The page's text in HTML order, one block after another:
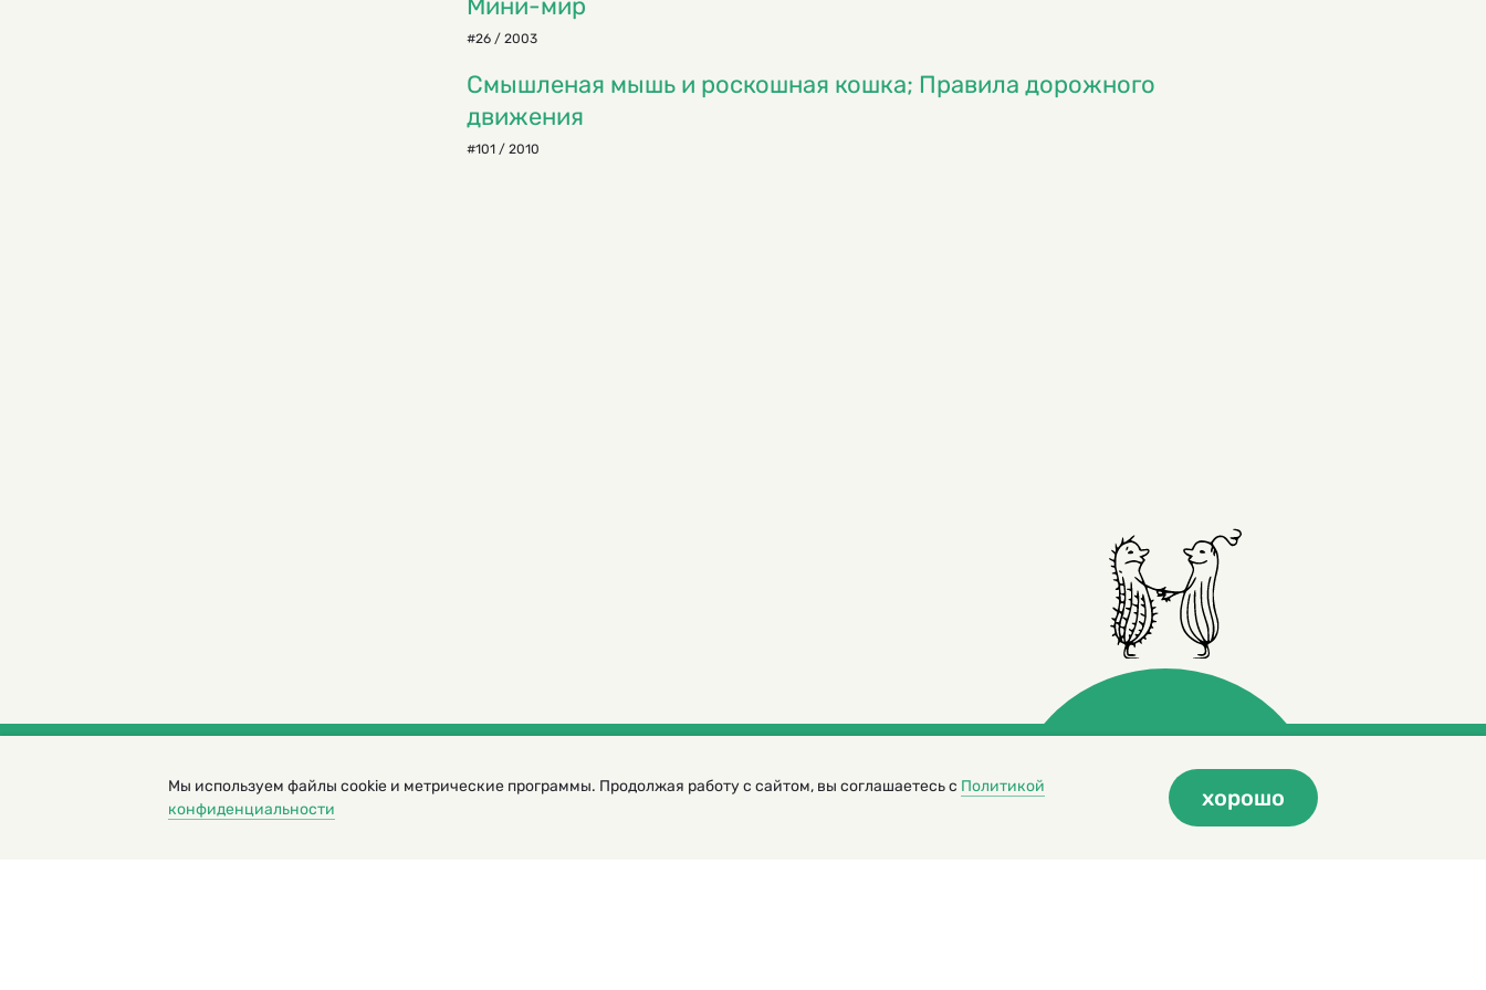
Мини-мир
#26 / 2003
Смышленая мышь и роскошная кошка; Правила дорожного
движения
#101 / 2010
© 2000 – 2026. Кукумбер. Литературный иллюстрированный журнал для детей
Копирование материалов возможно только с разрешения редакторов сайта
Мы используем файлы cookie и метрические программы. Продолжая работу с сайтом, вы соглашаетесь с Политикой
конфиденциальности
хорошо